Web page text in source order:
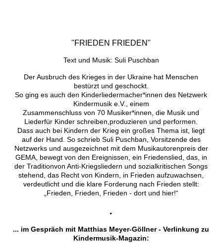
"FRIEDEN FRIEDEN"
Text und Musik: Suli Puschban
Der Ausbruch des Krieges in der Ukraine hat Menschen
bestürzt und geschockt.
So ging es auch den Kinderliedermacher*innen des Netzwerk
Kindermusik e.V., einem
Zusammenschluss von 70 Musiker*innen, die Musik und
Liederfür Kinder schreiben,produzieren und performen.
Dass auch bei Kindern der Krieg ein großes Thema ist, liegt
auf der Hand. So schrieb Suli Puschban, Vorsitzende des
Netzwerks und ausgezeichnet mit dem Musikautorenpreis der
GEMA, bewegt von den Ereignissen, ein Friedenslied, das, in
der Traditionvon Anti-Kriegsliedern und sozialkritischen Songs
stehend, das Recht von Kindern, in Frieden aufzuwachsen,
verdeutlicht und die klare Forderung nach Frieden stellt:
„Frieden, Frieden, Frieden - dort und hier!“
.
... im Gespräch mit Matthias Meyer-Göllner - Verlinkung zu
Kindermusik-Magazin: